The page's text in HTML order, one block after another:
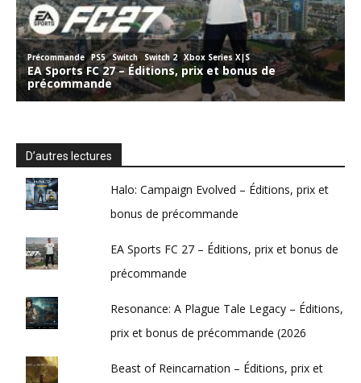
D’autres lectures
Halo: Campaign Evolved – Éditions, prix et
bonus de précommande
EA Sports FC 27 – Éditions, prix et bonus de
précommande
Resonance: A Plague Tale Legacy – Éditions,
prix et bonus de précommande (2026
Beast of Reincarnation – Éditions, prix et